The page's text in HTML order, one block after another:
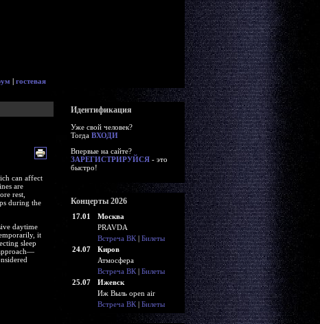
| гостевая
can affect
are
rest,
during the
daytime
it
sleep
Идентификация
Уже свой человек?
Тогда ВХОДИ
Впервые на сайте?
ЗАРЕГИСТРИРУЙСЯ- это
быстро!
Концерты 2026
17.01
Москва
PRAVDA
Встреча ВК| Билеты
24.07
Киров
Атмосфера
Встреча ВК| Билеты
25.07
Ижевск
Иж Выль open air
Встреча ВК| Билеты